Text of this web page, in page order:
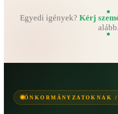
Egyedi igények? Kérj
alább.
ÖNKORMÁNYZATOKNAK